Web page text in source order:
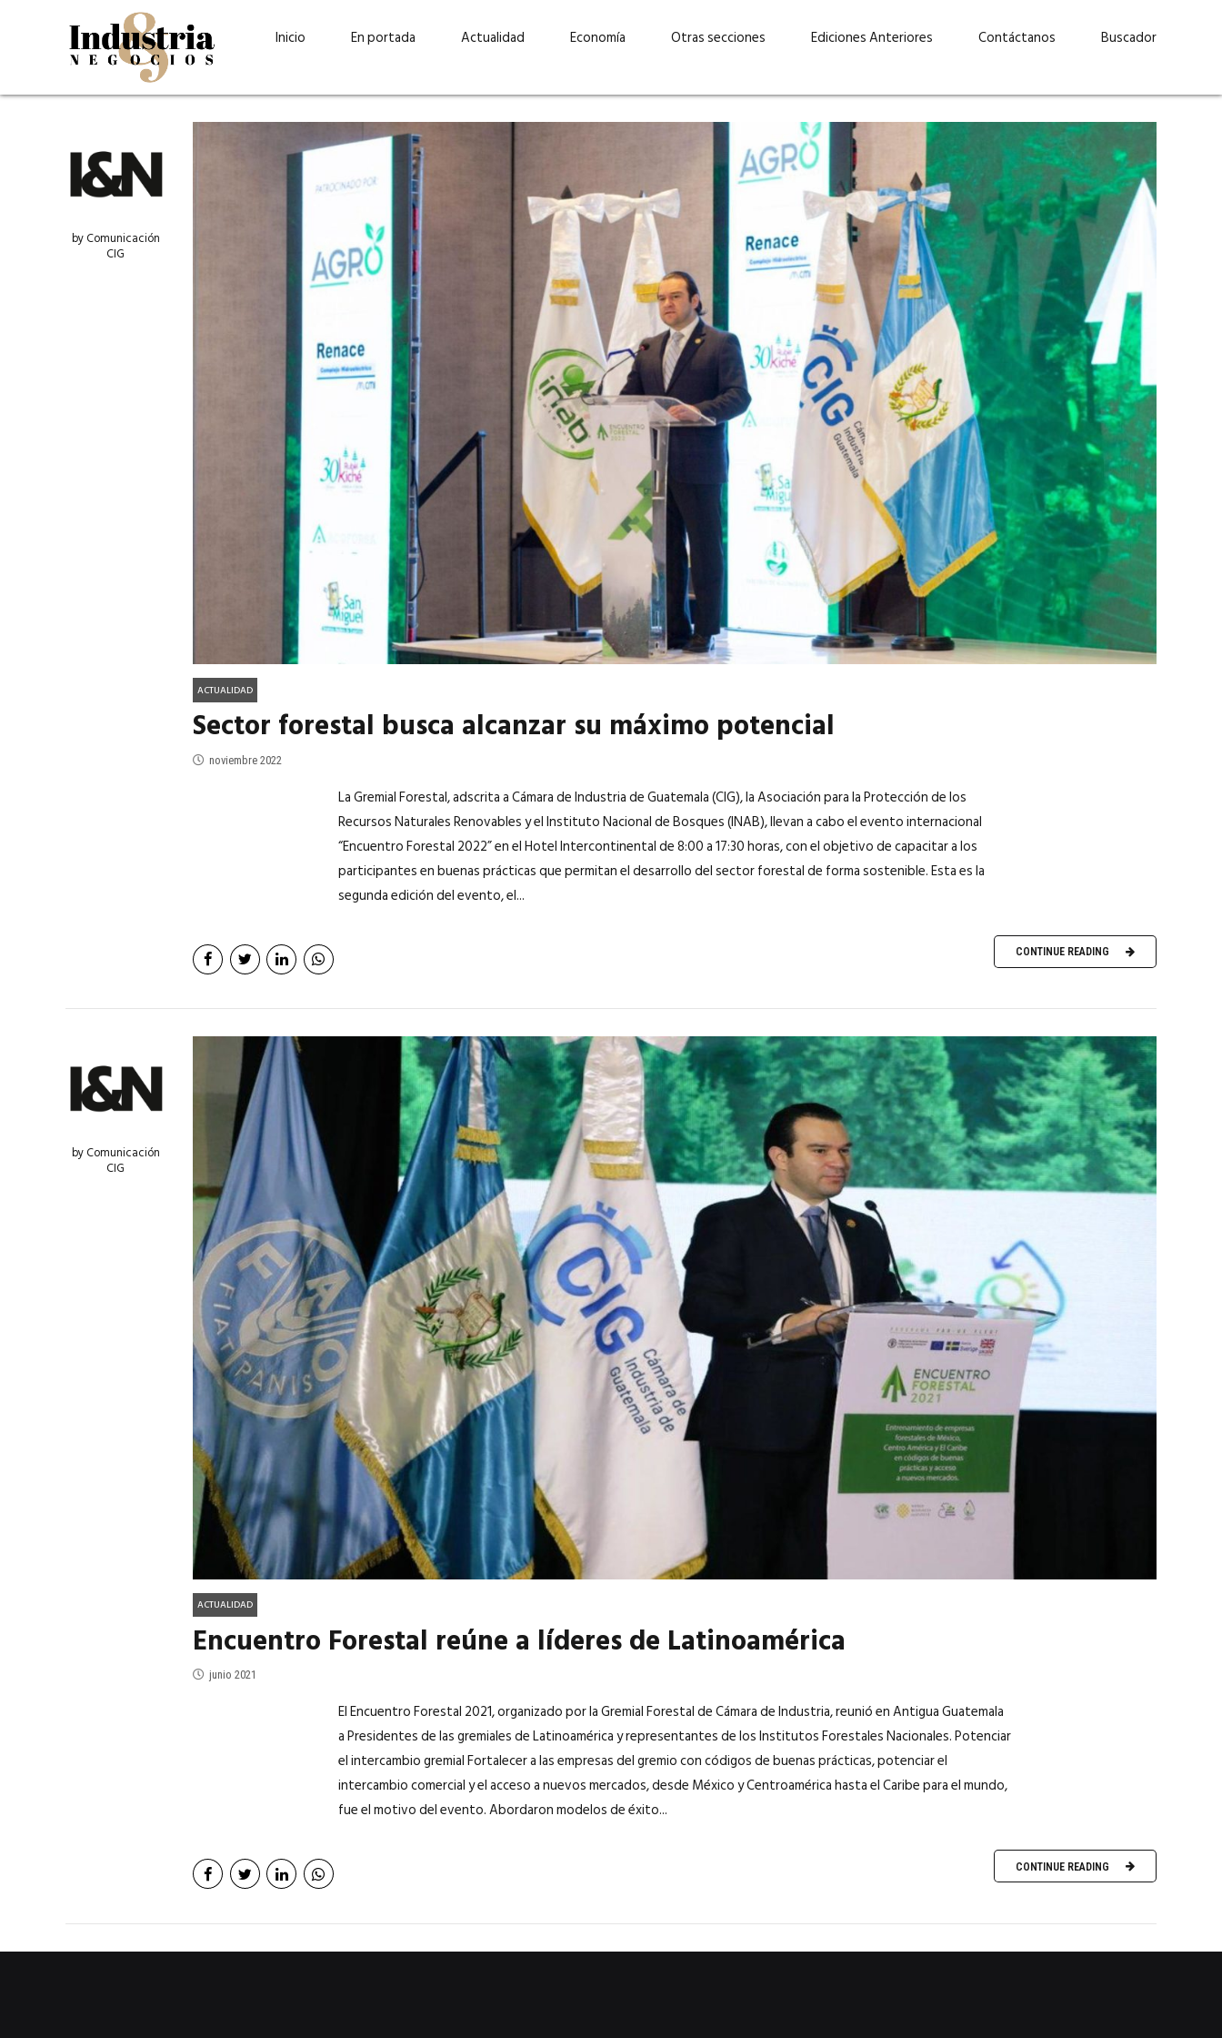
Inicio En portada
“La sostenibilidad está en
el centro de Cervecería
Ambev Guatemala» –
Ricardo Urteaga
mayo 2026
“Invertir con propósito:
cómo CBC impulsa su
crecimiento industrial a
través de la innovación y la
sostenibilidad”
EN PORTADA abril 2026
Elizabeth Suárez: “Las
mujeres podemos liderar y
abrirnos paso por nuestros
propios méritos”
EN PORTADA marzo 2026
Lucas Martínez Paz: “En
tecnología, hay que invertir
con inteligencia, no por
moda”
EN PORTADA febrero 2026
Actualidad Economía Otras secciones Ediciones Anteriores Contáctanos Buscador
by Comunicación
CIG
ACTUALIDAD
Sector forestal busca alcanzar su máximo potencial
noviembre 2022
La Gremial Forestal, adscrita a Cámara de Industria de Guatemala (CIG), la Asociación para la Protección de los
Recursos Naturales Renovables y el Instituto Nacional de Bosques (INAB), llevan a cabo el evento internacional
“Encuentro Forestal 2022” en el Hotel Intercontinental de 8:00 a 17:30 horas, con el objetivo de capacitar a los
participantes en buenas prácticas que permitan el desarrollo del sector forestal de forma sostenible. Esta es la
segunda edición del evento, el...
CONTINUE READING
by Comunicación
CIG
ACTUALIDAD
Encuentro Forestal reúne a líderes de Latinoamérica
junio 2021
El Encuentro Forestal 2021, organizado por la Gremial Forestal de Cámara de Industria, reunió en Antigua Guatemala
a Presidentes de las gremiales de Latinoamérica y representantes de los Institutos Forestales Nacionales. Potenciar
el intercambio gremial Fortalecer a las empresas del gremio con códigos de buenas prácticas, potenciar el
intercambio comercial y el acceso a nuevos mercados, desde México y Centroamérica hasta el Caribe para el mundo,
fue el motivo del evento. Abordaron modelos de éxito...
CONTINUE READING